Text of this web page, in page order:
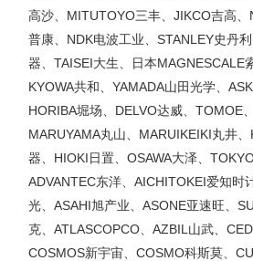
高沙、MITUTOYO三丰、JIKCO吉高
普康、NDK电波工业、STANLEY史丹
器、TAISEI大生、日本MAGNESCALE
KYOWA共和、YAMADA山田光学、
HORIBA堀场、DELVO达威、TOMOE
MARUYAMA丸山、MARUIKEIKI丸井
器、HIOKI日置、OSAWA大泽、
ADVANTEC东洋、AICHITOKEI爱知
光、ASAHI旭产业、ASONE亚速旺、
克、ATLASCOPCO、AZBIL山武、
COSMOS新宇宙、COSMO科斯莫、